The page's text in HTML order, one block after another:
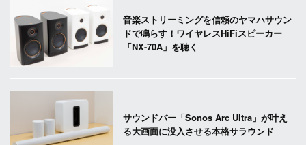
音楽ストリーミングを信頼のヤマハサウン
ドで鳴らす！ワイヤレスHiFiスピーカー
「NX-70A」を聴く
サウンドバー「Sonos Arc Ultra」が叶え
る大画面に没入させる本格サラウンド